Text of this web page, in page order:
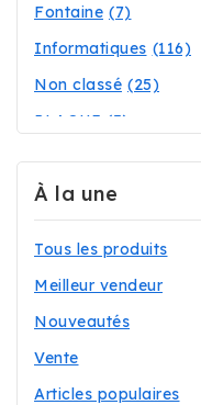
Fontaine (7)
Informatiques (116)
Non classé (25)
PLAQUE (3)
Réfrigérateurs (7)
Téléphonie
À la une
Tous les produits
Meilleur vendeur
Nouveautés
Vente
Articles populaires